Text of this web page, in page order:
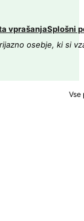
osebje, ki si
vprašanjaSplošni
Vse